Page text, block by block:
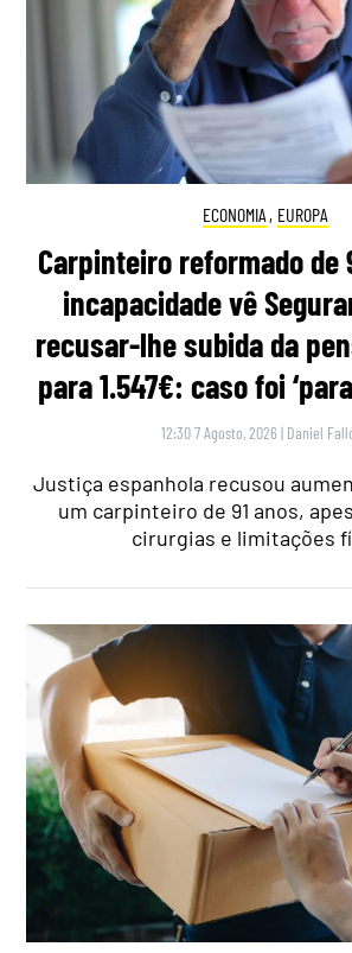
ECONOMIA , EUROPA
Carpinteiro reformado de
incapacidade vê
recusar-lhe subida da
para 1.547€: caso foi
12:30 7 Agosto, 2026 | Daniel
Justiça espanhola recusou
um carpinteiro de 91 anos,
cirurgias e limitações